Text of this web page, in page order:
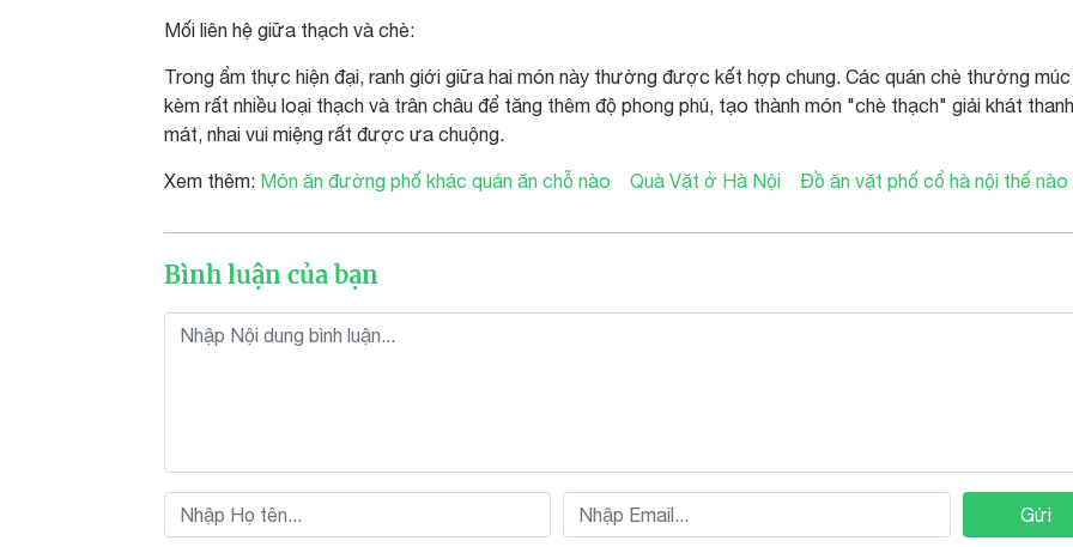
Mối liên hệ giữa thạch và chè:
Trong ẩm thực hiện đại, ranh giới giữa hai món này thường được kết hợp chung. Các quán chè thường múc
kèm rất nhiều loại thạch và trân châu để tăng thêm độ phong phú, tạo thành món "chè thạch" giải khát thanh
mát, nhai vui miệng rất được ưa chuộng.
Xem thêm: Món ăn đường phố khác quán ăn chỗ nào Quà Vặt ở Hà Nội Đồ ăn vặt phố cổ hà nội thế nào
Bình luận của bạn
Gửi